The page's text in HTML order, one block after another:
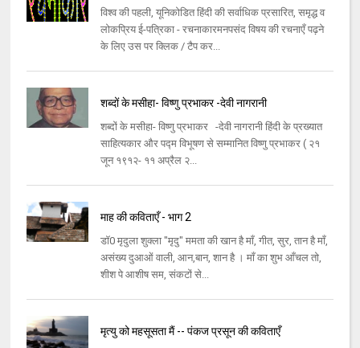
विश्व की पहली, यूनिकोडित हिंदी की सर्वाधिक प्रसारित, समृद्ध व
लोकप्रिय ई-पत्रिका - रचनाकारमनपसंद विषय की रचनाएँ पढ़ने
के लिए उस पर क्लिक / टैप कर...
शब्दों के मसीहा- विष्णु प्रभाकर -देवी नागरानी
शब्दों के मसीहा- विष्णु प्रभाकर -देवी नागरानी हिंदी के प्रख्यात
साहित्यकार और पद्म विभूषण से सम्मानित विष्णु प्रभाकर ( २१
जून १९१२- ११ अप्रैल २...
माह की कविताएँ - भाग 2
डॉ0 मृदुला शुक्ला "मृदु" ममता की खान है माँ, गीत, सुर, तान है माँ,
असंख्य दुआओं वाली, आन,बान, शान है । माँ का शुभ आँचल तो,
शीश पे आशीष सम, संकटों से...
मृत्यु को महसूसता मैं -- पंकज प्रसून की कविताएँ